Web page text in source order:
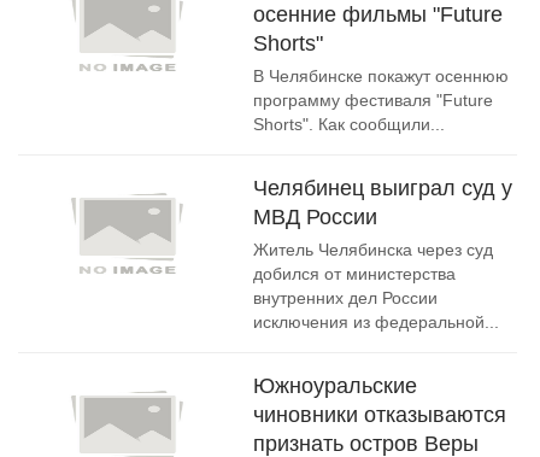
осенние фильмы "Future
Shorts"
В Челябинске покажут осеннюю
программу фестиваля "Future
Shorts". Как сообщили...
Челябинец выиграл суд у
МВД России
Житель Челябинска через суд
добился от министерства
внутренних дел России
исключения из федеральной...
Южноуральские
чиновники отказываются
признать остров Веры